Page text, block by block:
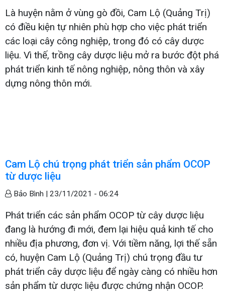
Là huyện nằm ở vùng gò đồi, Cam Lộ (Quảng Trị)
có điều kiện tự nhiên phù hợp cho việc phát triển
các loại cây công nghiệp, trong đó có cây dược
liệu. Vì thế, trồng cây dược liệu mở ra bước đột phá
phát triển kinh tế nông nghiệp, nông thôn và xây
dựng nông thôn mới.
Cam Lộ chú trọng phát triển sản phẩm OCOP
từ dược liệu
Bảo Bình | 23/11/2021 - 06:24
Phát triển các sản phẩm OCOP từ cây dược liệu
đang là hướng đi mới, đem lại hiệu quả kinh tế cho
nhiều địa phương, đơn vị. Với tiềm năng, lợi thế sẵn
có, huyện Cam Lộ (Quảng Trị) chú trọng đầu tư
phát triển cây dược liệu để ngày càng có nhiều hơn
sản phẩm từ dược liệu được chứng nhận OCOP.